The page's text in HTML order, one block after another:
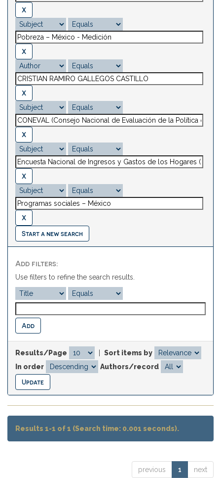
Start a new search
Add filters:
Use filters to refine the search results.
Results/Page
Sort items by
In order
Authors/record
Results 1-1 of 1 (Search time: 0.001 seconds).
previous 1 next